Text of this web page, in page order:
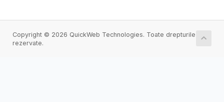
Copyright © 2026 QuickWeb Technologies. Toate drepturile
rezervate.